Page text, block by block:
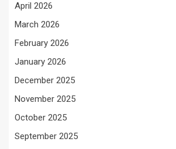
April 2026
March 2026
February 2026
January 2026
December 2025
November 2025
October 2025
September 2025